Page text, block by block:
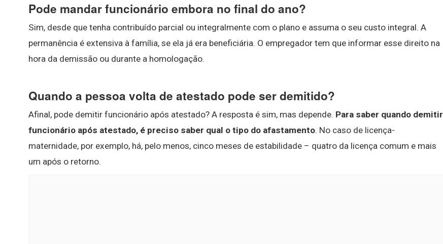
Pode mandar funcionário embora no final do ano?
Sim, desde que tenha contribuído parcial ou integralmente com o plano e assuma o seu custo integral. A
permanência é extensiva à família, se ela já era beneficiária. O empregador tem que informar esse direito na
hora da demissão ou durante a homologação.
Quando a pessoa volta de atestado pode ser demitido?
Afinal, pode demitir funcionário após atestado? A resposta é sim, mas depende. Para saber quando demitir
funcionário após atestado, é preciso saber qual o tipo do afastamento. No caso de licença-
maternidade, por exemplo, há, pelo menos, cinco meses de estabilidade – quatro da licença comum e mais
um após o retorno.